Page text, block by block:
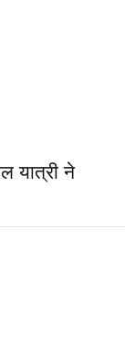
यात्री ने